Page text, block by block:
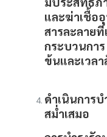
และฆ่าเชื้อ
สารละลาย
กระบวนกา
ข้นและเวล
ดำเนินการ
สม่ำเสมอ